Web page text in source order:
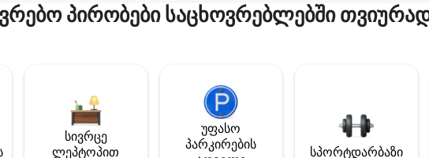
პირობები საცხოვრებლებში
სივრცე
ლეპტოპით
უფასო
პარკირების
სპორტდარბაზი